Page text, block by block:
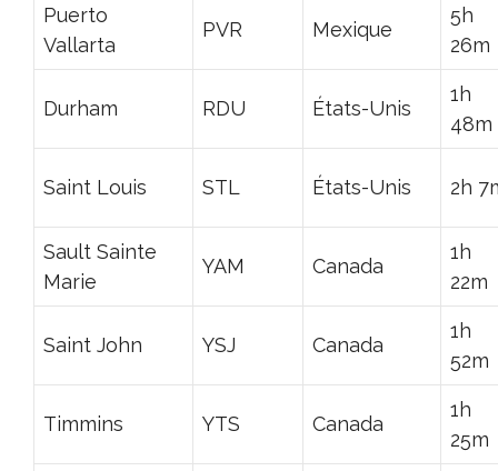
Puerto
Vallarta
PVR Mexique
5h
26m
Durham RDU États-Unis
1h
48m
Saint Louis STL États-Unis 2h
Sault Sainte
Marie
YAM Canada
1h
22m
Saint John YSJ Canada
1h
52m
Timmins YTS Canada
1h
25m